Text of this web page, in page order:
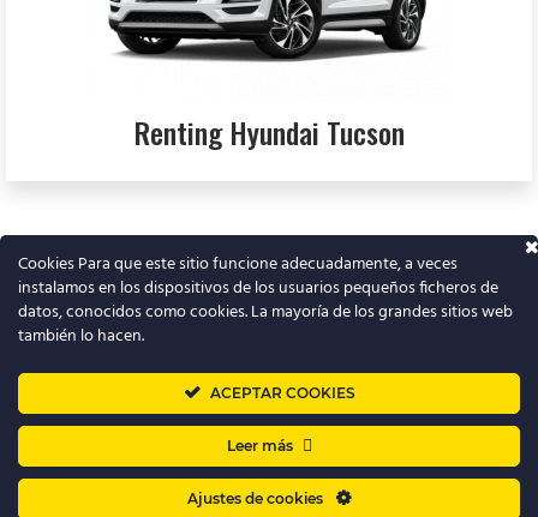
Renting Hyundai Tucson
T
i
t
t
e
r
➜Renting barato
Quiénes somos y contacto
Política de Cookies–Política de Privacidad
Cookies Para que este sitio funcione adecuadamente, a veces
instalamos en los dispositivos de los usuarios pequeños ficheros de
datos, conocidos como cookies. La mayoría de los grandes sitios web
también lo hacen.
ACEPTAR COOKIES
Leer más
Ajustes de cookies